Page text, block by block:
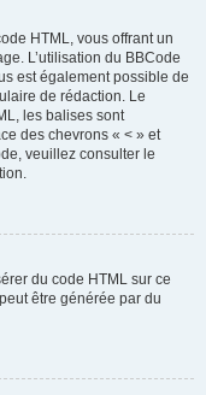
HTML, vous offrant un
L’utilisation du BBCode
est également possible de
de rédaction. Le
les balises sont
des chevrons « < » et
veuillez consulter le
du code HTML sur ce
être générée par du